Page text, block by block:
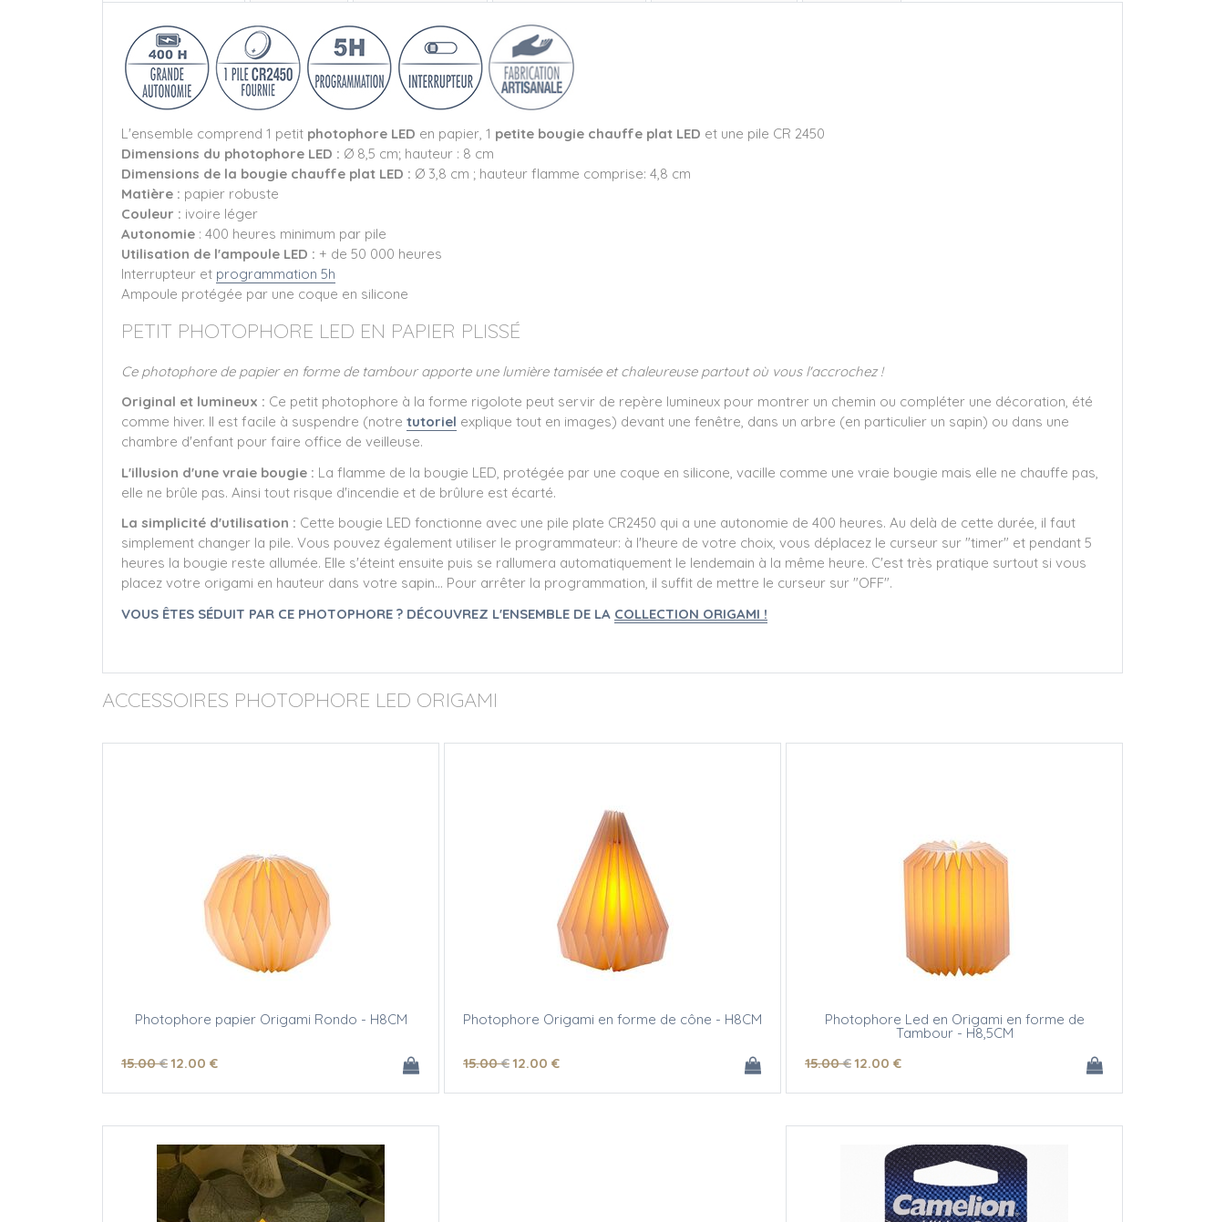
L'ensemble comprend 1 petit photophore LED en papier, 1 petite bougie chauffe plat LED et une pile CR 2450
Dimensions du photophore LED : Ø 8,5 cm; hauteur : 8 cm
Dimensions de la bougie chauffe plat LED : Ø 3,8 cm ; hauteur flamme comprise: 4,8 cm
Matière : papier robuste
Couleur : ivoire léger
Autonomie : 400 heures minimum par pile
Utilisation de l'ampoule LED : + de 50 000 heures
Interrupteur et programmation 5h
Ampoule protégée par une coque en silicone
PETIT PHOTOPHORE LED EN PAPIER PLISSÉ
Ce photophore de papier en forme de tambour apporte une lumière tamisée et chaleureuse partout où vous l'accrochez !
Original et lumineux : Ce petit photophore à la forme rigolote peut servir de repère lumineux pour montrer un chemin ou compléter une décoration, été
comme hiver. Il est facile à suspendre (notre tutoriel explique tout en images) devant une fenêtre, dans un arbre (en particulier un sapin) ou dans une
chambre d'enfant pour faire office de veilleuse.
L'illusion d'une vraie bougie : La flamme de la bougie LED, protégée par une coque en silicone, vacille comme une vraie bougie mais elle ne chauffe pas,
elle ne brûle pas. Ainsi tout risque d'incendie et de brûlure est écarté.
La simplicité d'utilisation : Cette bougie LED fonctionne avec une pile plate CR2450 qui a une autonomie de 400 heures. Au delà de cette durée, il faut
simplement changer la pile. Vous pouvez également utiliser le programmateur: à l'heure de votre choix, vous déplacez le curseur sur "timer" et pendant 5
heures la bougie reste allumée. Elle s'éteint ensuite puis se rallumera automatiquement le lendemain à la même heure. C'est très pratique surtout si vous
placez votre origami en hauteur dans votre sapin... Pour arrêter la programmation, il suffit de mettre le curseur sur "OFF".
VOUS ÊTES SÉDUIT PAR CE PHOTOPHORE ? DÉCOUVREZ L'ENSEMBLE DE LA COLLECTION ORIGAMI !
ACCESSOIRES PHOTOPHORE LED ORIGAMI
Photophore papier Origami Rondo - H8CM
15.00 €12.00 €
Photophore Origami en forme de cône - H8CM
15.00 €12.00 €
Photophore Led en Origami en forme de
Tambour - H8,5CM
15.00 €12.00 €